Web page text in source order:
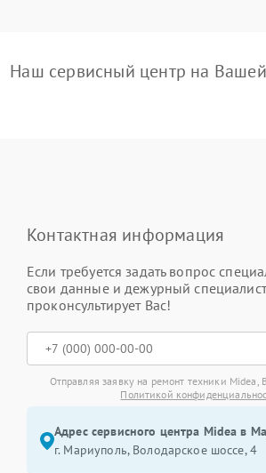
Наш сервисный центр на
Контактная информация
Если требуется задать вопрос
свои данные и дежурный
проконсультирует Вас!
Отправляя заявку на ремонт техники Midea,
Политикой
Адрес сервисного центра Midea в
г. Мариуполь, Володарское шоссе, 4